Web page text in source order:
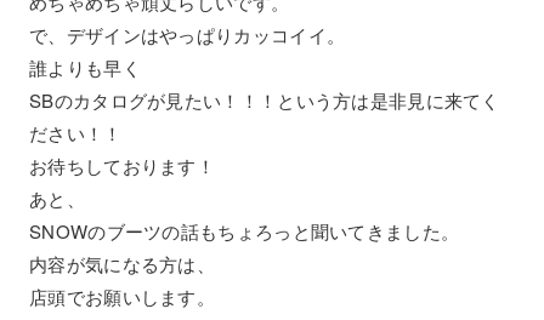
で、デザインはやっぱりカッコイイ。
誰よりも早く
SBのカタログが見たい！！！という方は是非見に来てく
ださい！！
お待ちしております！
あと、
SNOWのブーツの話もちょろっと聞いてきました。
内容が気になる方は、
店頭でお願いします。